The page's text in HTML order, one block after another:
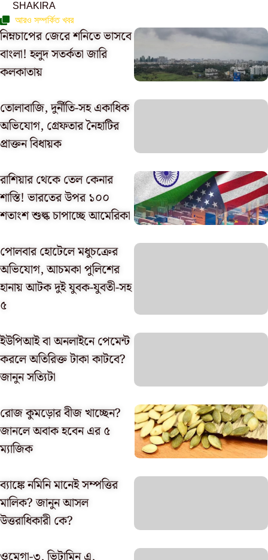
SHAKIRA
আরও সম্পর্কিত খবর
নিম্নচাপের জেরে শনিতে ভাসবে
বাংলা! হলুদ সতর্কতা জারি
কলকাতায়
তোলাবাজি, দুর্নীতি-সহ একাধিক
অভিযোগ, গ্রেফতার নৈহাটির
প্রাক্তন বিধায়ক
রাশিয়ার থেকে তেল কেনার
শাস্তি! ভারতের উপর ১০০
শতাংশ শুল্ক চাপাচ্ছে আমেরিকা
পোলবার হোটেলে মধুচক্রের
অভিযোগ, আচমকা পুলিশের
হানায় আটক দুই যুবক-যুবতী-সহ
৫
ইউপিআই বা অনলাইনে পেমেন্ট
করলে অতিরিক্ত টাকা কাটবে?
জানুন সত্যিটা
রোজ কুমড়োর বীজ খাচ্ছেন?
জানলে অবাক হবেন এর ৫
ম্যাজিক
ব্যাঙ্কে নমিনি মানেই সম্পত্তির
মালিক? জানুন আসল
উত্তরাধিকারী কে?